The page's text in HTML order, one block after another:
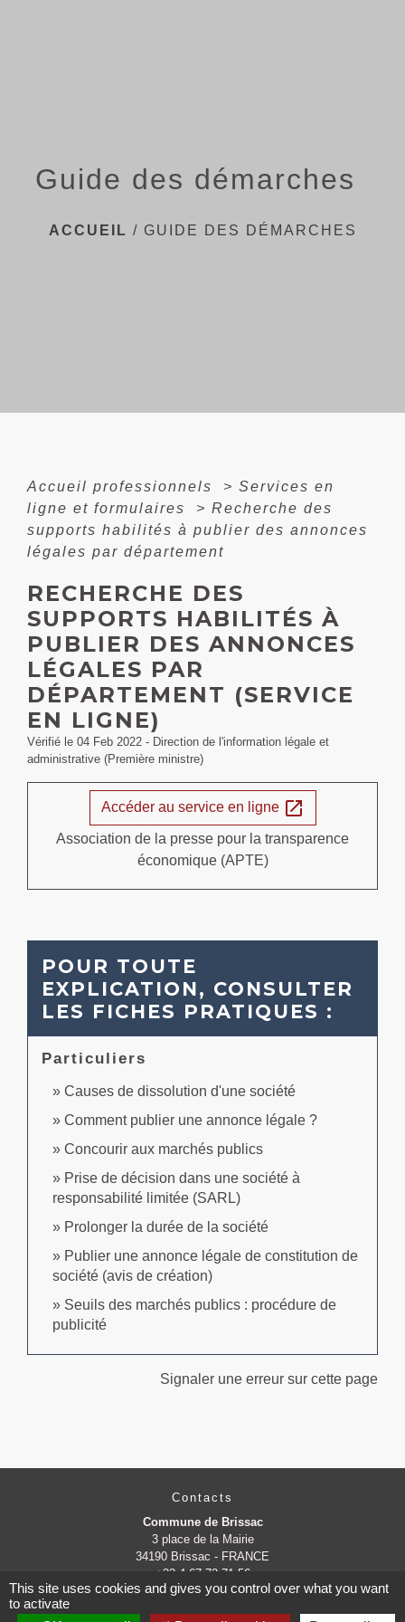
Guide des démarches
ACCUEIL / GUIDE DES DÉMARCHES
Accueil professionnels > Services en
ligne et formulaires
> Recherche des
supports habilités à publier des annonces
légales par département
RECHERCHE DES
SUPPORTS HABILITÉS À
PUBLIER DES ANNONCES
LÉGALES PAR
DÉPARTEMENT (SERVICE
EN LIGNE)
Vérifié le 04 Feb 2022 - Direction de l'information légale et
administrative (Première ministre)
Accéder au service en ligne open_in_new
Association de la presse pour la transparence
économique (APTE)
POUR TOUTE
EXPLICATION, CONSULTER
LES FICHES PRATIQUES :
Particuliers
Causes de dissolution d'une société
Comment publier une annonce légale ?
Concourir aux marchés publics
Prise de décision dans une société à
responsabilité limitée (SARL)
Prolonger la durée de la société
Publier une annonce légale de constitution de
société (avis de création)
Seuils des marchés publics : procédure de
publicité
Signaler une erreur sur cette page
Contacts
Commune de Brissac
3 place de la Mairie
34190 Brissac - FRANCE
+33 4 67 73 71 56
Contact par formulaire
This site uses cookies and gives you control over what you want
to activate